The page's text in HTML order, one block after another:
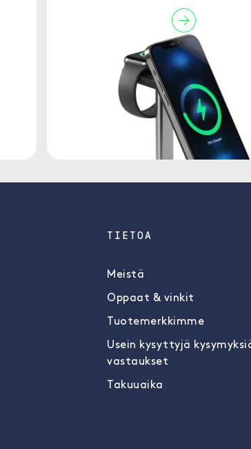
TIETOA
Meistä
Oppaat & vinkit
Tuotemerkkimme
Usein kysyttyjä
vastaukset
Takuuaika